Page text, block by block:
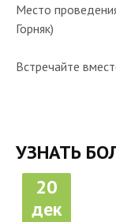
Место
Горняк)
Встречайте
УЗНАТЬ
20
дек